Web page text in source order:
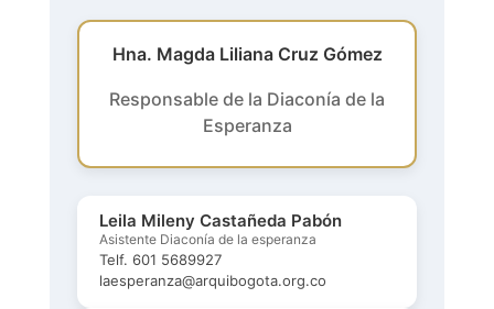
Hna. Magda Liliana Cruz Gómez
Responsable de la Diaconía de la
Esperanza
Leila Mileny Castañeda Pabón
Asistente Diaconía de la esperanza
Telf. 601 5689927
laesperanza@arquibogota.org.co